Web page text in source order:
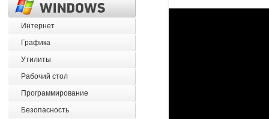
Интернет
Графика
Утилиты
Рабочий стол
Программирование
Безопасность